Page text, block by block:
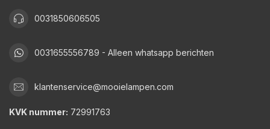
0031850606505
0031655556789 - Alleen whatsapp berichten
klantenservice@mooielampen.com
KVK nummer: 72991763